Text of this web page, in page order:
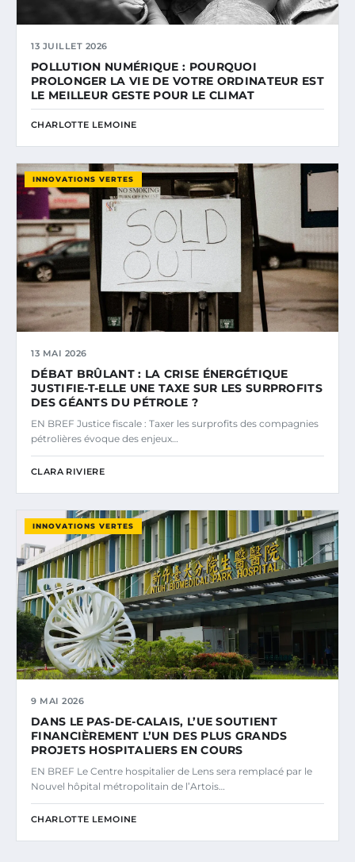
13 JUILLET 2026
POLLUTION NUMÉRIQUE : POURQUOI
PROLONGER LA VIE DE VOTRE ORDINATEUR EST
LE MEILLEUR GESTE POUR LE CLIMAT
CHARLOTTE LEMOINE
INNOVATIONS VERTES
13 MAI 2026
DÉBAT BRÛLANT : LA CRISE ÉNERGÉTIQUE
JUSTIFIE-T-ELLE UNE TAXE SUR LES SURPROFITS
DES GÉANTS DU PÉTROLE ?
EN BREF Justice fiscale : Taxer les surprofits des compagnies
pétrolières évoque des enjeux…
CLARA RIVIERE
INNOVATIONS VERTES
9 MAI 2026
DANS LE PAS-DE-CALAIS, L’UE SOUTIENT
FINANCIÈREMENT L’UN DES PLUS GRANDS
PROJETS HOSPITALIERS EN COURS
EN BREF Le Centre hospitalier de Lens sera remplacé par le
Nouvel hôpital métropolitain de l’Artois…
CHARLOTTE LEMOINE